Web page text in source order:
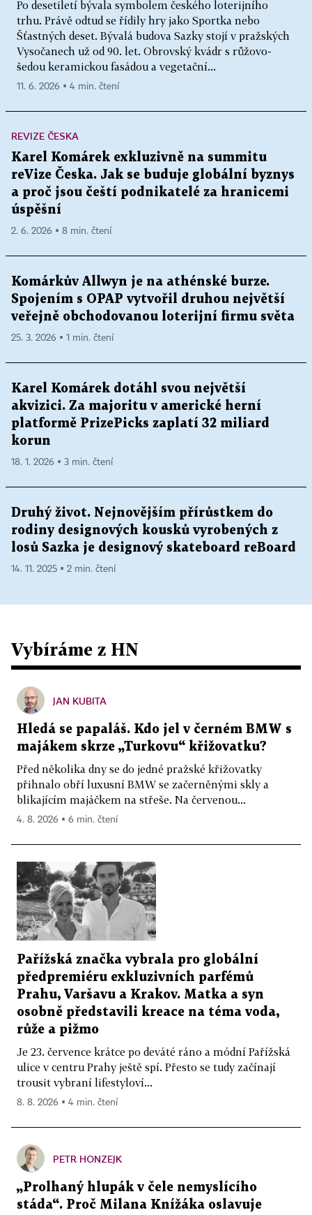
Po desetiletí bývala symbolem českého loterijního
trhu. Právě odtud se řídily hry jako Sportka nebo
Šťastných deset. Bývalá budova Sazky stojí v pražských
Vysočanech už od 90. let. Obrovský kvádr s růžovo-
šedou keramickou fasádou a vegetační...
11. 6. 2026 ▪ 4 min. čtení
REVIZE ČESKA
Karel Komárek exkluzivně na summitu
reVize Česka. Jak se buduje globální byznys
a proč jsou čeští podnikatelé za hranicemi
úspěšní
2. 6. 2026 ▪ 8 min. čtení
Komárkův Allwyn je na athénské burze.
Spojením s OPAP vytvořil druhou největší
veřejně obchodovanou loterijní firmu světa
25. 3. 2026 ▪ 1 min. čtení
Karel Komárek dotáhl svou největší
akvizici. Za majoritu v americké herní
platformě PrizePicks zaplatí 32 miliard
korun
18. 1. 2026 ▪ 3 min. čtení
Druhý život. Nejnovějším přírůstkem do
rodiny designových kousků vyrobených z
losů Sazka je designový skateboard reBoard
14. 11. 2025 ▪ 2 min. čtení
Vybíráme z HN
JAN KUBITA
Hledá se papaláš. Kdo jel v černém BMW s
majákem skrze „Turkovu“ křižovatku?
Před několika dny se do jedné pražské křižovatky
přihnalo obří luxusní BMW se začerněnými skly a
blikajícím majáčkem na střeše. Na červenou...
4. 8. 2026 ▪ 6 min. čtení
Pařížská značka vybrala pro globální
předpremiéru exkluzivních parfémů
Prahu, Varšavu a Krakov. Matka a syn
osobně představili kreace na téma voda,
růže a pižmo
Je 23. července krátce po deváté ráno a módní Pařížská
ulice v centru Prahy ještě spí. Přesto se tudy začínají
trousit vybraní lifestyloví...
8. 8. 2026 ▪ 4 min. čtení
PETR HONZEJK
„Prolhaný hlupák v čele nemyslícího
stáda“. Proč Milana Knížáka oslavuje